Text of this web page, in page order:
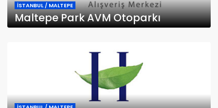
İSTANBUL / MALTEPE
Maltepe Park AVM Otoparkı